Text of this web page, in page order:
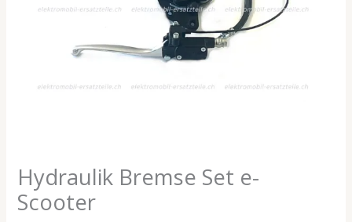
Hydraulik Bremse Set e-
Scooter